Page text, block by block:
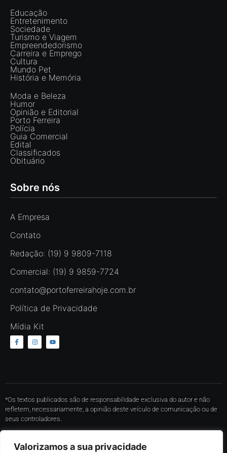
Valorizamos a sua privacidade
Educação
Entretenimento
Sociedade
Turismo e Viagem
Empreendedorismo
Carreira e Emprego
Cultura
Mundo Pet
História e Memória
Moda e Beleza
Humor
Opinião e Editorial
Porto Ferreira
Polícia
Guia Comercial
Edital
Classificados
Obituário
Sobre nós
A Empresa
Contato
Redação: (19) 9 9809-7118
Comercial: (19) 9 9859-7724
contato@portoferreirahoje.com.br
Política de Privacidade
Mídia Kit
*Os textos publicados são de responsabilidade exclusiva do autor e não
refletem, necessariamente, a opinião deste veículo de comunicação ou de
seus controladores.
Nos reservamos ao direito de reprovar ou eliminar comentários em